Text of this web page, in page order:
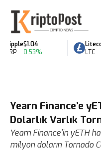
Ripple
XRP
$1.04
0.53%
LTC
Yearn Finance’e
Dolarlık Varlık
Yearn Finance’in yETH
milyon doların Tornado